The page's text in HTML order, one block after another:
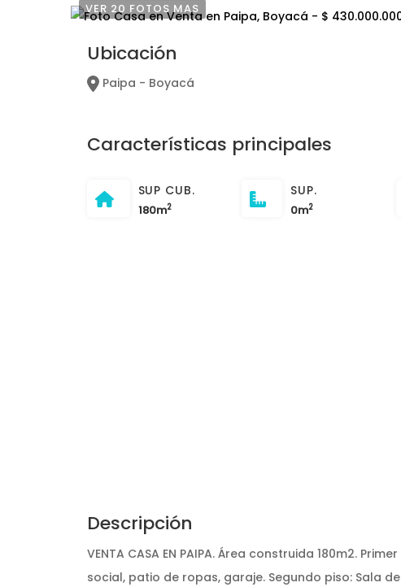
VER 20 FOTOS MAS
Ubicación
Paipa - Boyacá
Características principales
SUP CUB.
180m2
SUP.
0m2
Descripción
VENTA CASA EN PAIPA. Área construida 180m2.
social, patio de ropas, garaje. Segundo piso: Sala